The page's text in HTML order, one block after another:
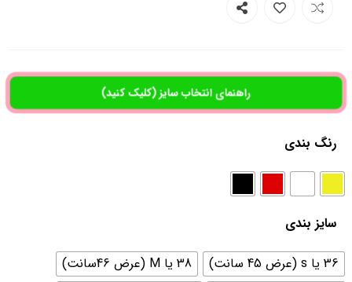
راهنمای انتخاب سایز (کلیک کنید)
رنگ بندی
سایز بندی
36 یا s (عرض 45 سانت)
38 یا M (عرض 46سانت)